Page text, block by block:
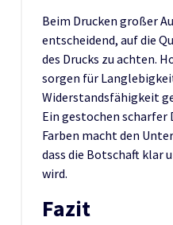
Beim Drucken großer
entscheidend, auf die
des Drucks zu achten.
sorgen für
Widerstandsfähigkeit
Ein gestochen
Farben macht den
dass die Botschaft klar
wird.
Fazit